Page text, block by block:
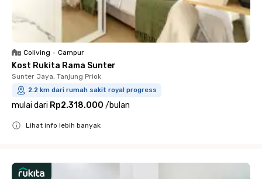
Coliving • Campur
Kost Rukita Rama Sunter
Sunter Jaya, Tanjung Priok
2.2 km dari rumah sakit royal progress
mulai dari Rp2.318.000 /bulan
Lihat info lebih banyak